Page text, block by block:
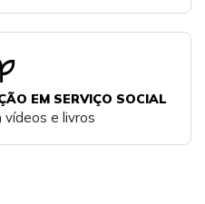
EM SERVIÇO SOCIAL
vídeos e livros